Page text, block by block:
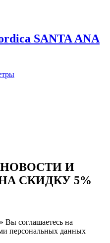
SANTA ANA
Этот
товара.
И
СКИДКУ 5%
Вы соглашаетесь на
персональных данных